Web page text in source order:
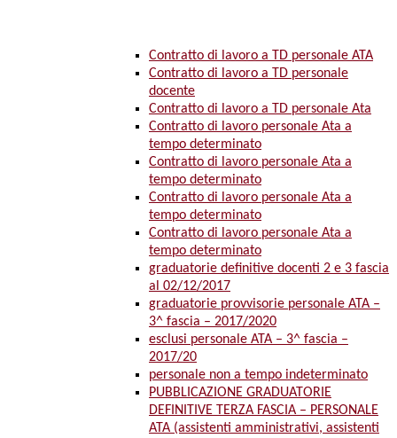
Contratto di lavoro a TD personale ATA
Contratto di lavoro a TD personale
docente
Contratto di lavoro a TD personale Ata
Contratto di lavoro personale Ata a
tempo determinato
Contratto di lavoro personale Ata a
tempo determinato
Contratto di lavoro personale Ata a
tempo determinato
Contratto di lavoro personale Ata a
tempo determinato
graduatorie definitive docenti 2 e 3 fascia
al 02/12/2017
graduatorie provvisorie personale ATA –
3^ fascia – 2017/2020
esclusi personale ATA – 3^ fascia –
2017/20
personale non a tempo indeterminato
PUBBLICAZIONE GRADUATORIE
DEFINITIVE TERZA FASCIA – PERSONALE
ATA (assistenti amministrativi, assistenti